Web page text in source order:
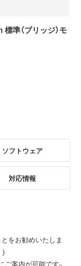
準（ブリッジ）モ
ソフトウェア
対応情報
をお勧めいたしま
)
案内が可能です。